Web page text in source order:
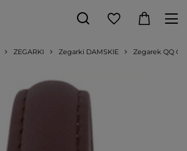
ZEGARKI Zegarki DAMSKIE Zegarek QQ